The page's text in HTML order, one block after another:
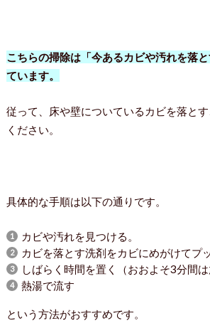
こちらの掃除は「今あるカビや汚れを落
ています。
従って、床や壁についているカビを落と
ください。
具体的な手順は以下の通りです。
カビや汚れを見つける。
カビを落とす洗剤をカビにめがけてプ
しばらく時間を置く（おおよそ3分間は
熱湯で流す
という方法がおすすめです。